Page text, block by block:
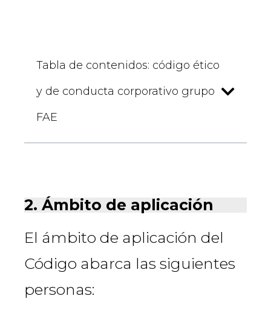
Tabla de contenidos: código ético
y de conducta corporativo grupo
FAE
2. Ámbito de aplicación
El ámbito de aplicación del
Código abarca las siguientes
personas: